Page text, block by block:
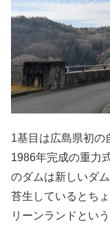
1基目は広島県初の
1986年完成の重力
のダムは新しいダ
苔生しているとち
リーンランドとい